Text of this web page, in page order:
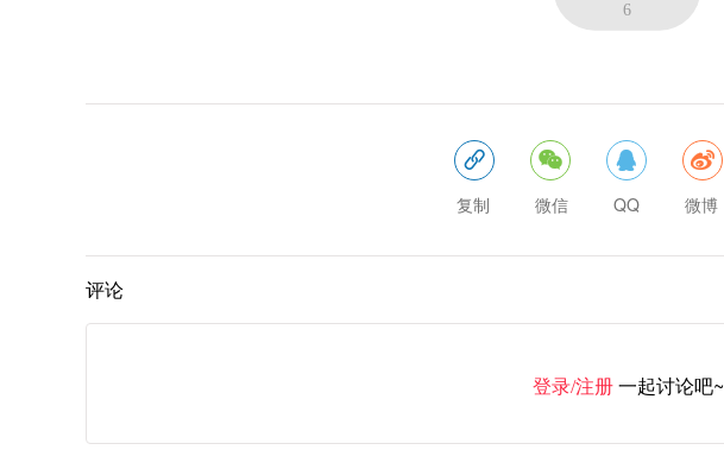
6
复制 微信 QQ 微博
评论
登录/注册 一起讨论吧~